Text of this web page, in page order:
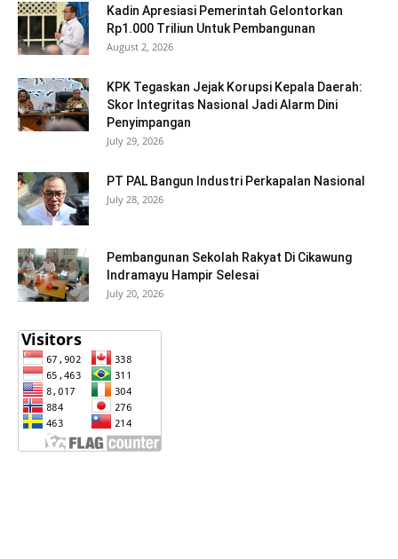
Kadin Apresiasi Pemerintah Gelontorkan
Rp1.000 Triliun Untuk Pembangunan
August 2, 2026
KPK Tegaskan Jejak Korupsi Kepala Daerah:
Skor Integritas Nasional Jadi Alarm Dini
Penyimpangan
July 29, 2026
PT PAL Bangun Industri Perkapalan Nasional
July 28, 2026
Pembangunan Sekolah Rakyat Di Cikawung
Indramayu Hampir Selesai
July 20, 2026